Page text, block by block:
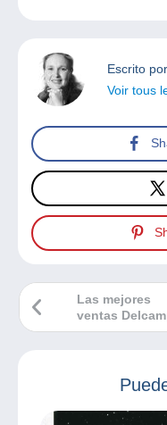
Escrito por
Voir tous
Las mejores
ventas
de abril 2025